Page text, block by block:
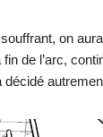
on
de l’arc,
décidé